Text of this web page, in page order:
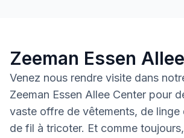
Zeeman Essen
Venez nous rendre visite dans
Zeeman Essen Allee Center pour
vaste offre de vêtements, de linge
de fil à tricoter. Et comme